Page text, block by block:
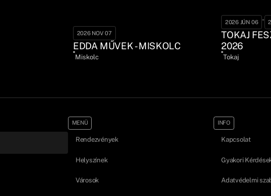
2026 NOV 07
EDDA MŰVEK - MISKOLC
Miskolc
2026 JÚN 06 -
TOKAJ
2026
Tokaj
MENÜ
Rendezvények
Helyszínek
Városok
INFO
Kapcsolat
Gyakori
Adatvédelmi